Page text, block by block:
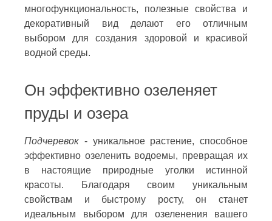
многофункциональность, полезные свойства и
декоративный вид делают его отличным
выбором для создания здоровой и красивой
водной среды.
Он эффективно озеленяет
пруды и озера
Подчеревок - уникальное растение, способное
эффективно озеленить водоемы, превращая их
в настоящие природные уголки истинной
красоты. Благодаря своим уникальным
свойствам и быстрому росту, он станет
идеальным выбором для озеленения вашего